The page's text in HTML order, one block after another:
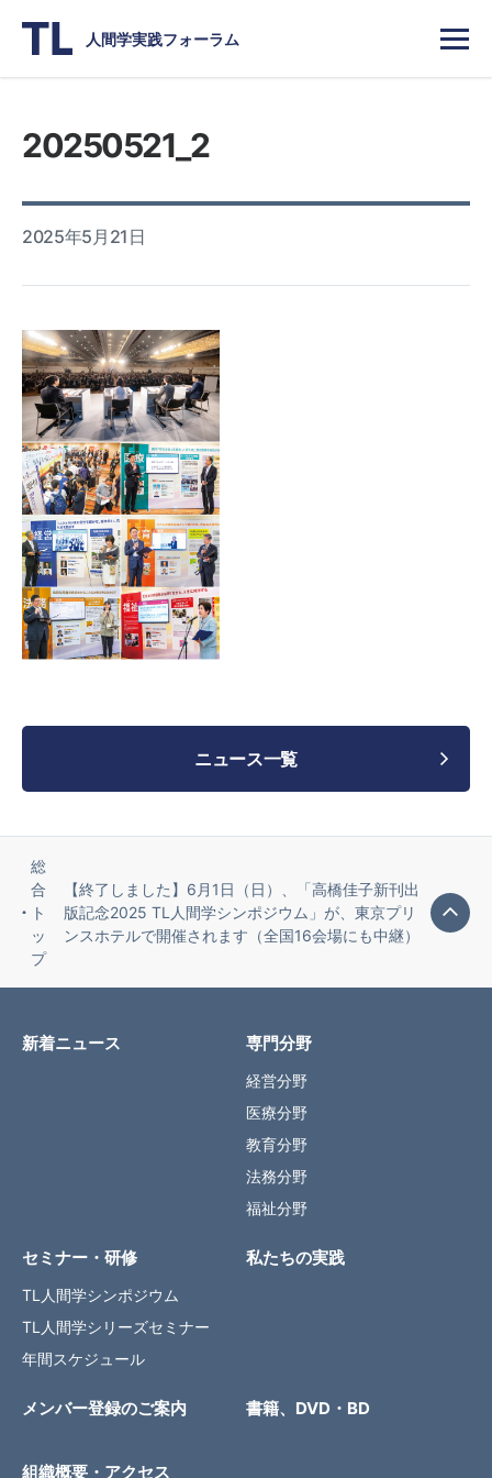
人間学実践フォーラム
20250521_2
2025年5月21日
ニュース一覧
総
合
ト
ッ
プ
【終了しました】6月1日（日）、「高橋佳子新刊出
版記念2025 TL人間学シンポジウム」が、東京プリ
ンスホテルで開催されます（全国16会場にも中継）
新着ニュース 専門分野
経営分野
医療分野
教育分野
法務分野
福祉分野
セミナー・研修
TL人間学シンポジウム
TL人間学シリーズセミナー
年間スケジュール
私たちの実践
メンバー登録のご案内 書籍、DVD・BD
組織概要・アクセス